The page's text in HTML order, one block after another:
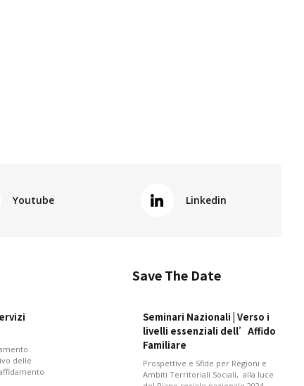
Youtube Linkedin
delle
Save The Date
Seminari Nazionali | Verso i
livelli essenziali dell’Affido
Familiare
Prospettive e Sfide per Regioni e
Ambiti Territoriali Sociali, alla luce